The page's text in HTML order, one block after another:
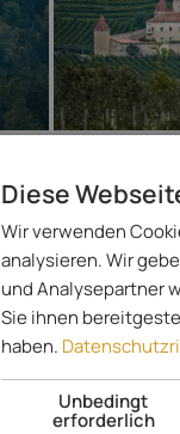
oder
Diese
Wir verwenden
analysieren. Wir
und Analysepartner
Sie ihnen
haben.
Unbedingt
erforderlich